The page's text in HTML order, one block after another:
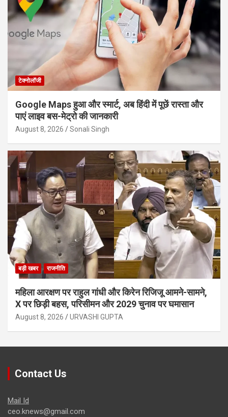
टेक्नोलॉजी
Google Maps हुआ और स्मार्ट, अब हिंदी में पूछें रास्ता और
पाएं लाइव बस-मेट्रो की जानकारी
August 8, 2026 Sonali Singh
बड़ी खबर राजनीति
महिला आरक्षण पर राहुल गांधी और किरेन रिजिजू आमने-सामने,
X पर छिड़ी बहस, परिसीमन और 2029 चुनाव पर घमासान
August 8, 2026 URVASHI GUPTA
Contact Us
Mail Id
ceo.knews@gmail.com